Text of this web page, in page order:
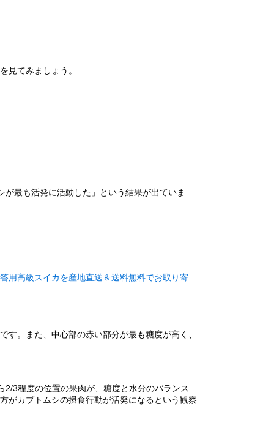
見てみましょう。
最も活発に活動した」という結果が出ていま
用高級スイカを産地直送＆送料無料でお取り寄
。また、中心部の赤い部分が最も糖度が高く、
3程度の位置の果肉が、糖度と水分のバランス
がカブトムシの摂食行動が活発になるという観察